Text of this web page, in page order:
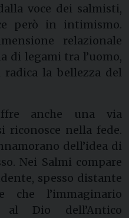
voce dei salmisti,
però in intimismo.
relazionale
di legami tra l’uomo,
la bellezza del
anche una via
riconosce nella fede.
dell’idea di
Nei Salmi compare
spesso distante
che l’immaginario
al Dio dell’Antico